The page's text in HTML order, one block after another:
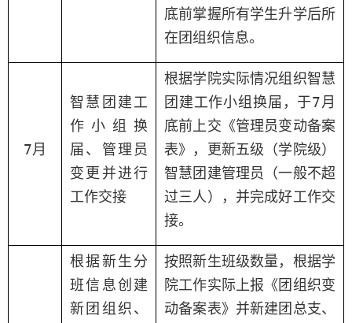
底前掌握所有学生升学后所
在团组织信息。
7月
智慧团建工
作小组 换
届 、 管理员
变更并进行
工作交接
根据学院实际情况组织智慧
团建工作小组换届， 于7月
底前 上交 《管理员变动备案
表》 ，更新五级 （学院级）
智慧团建管理员
（一般不超
过三人）， 并完成好工作交
接。
根据新生分
班信息创建
新 团 组织、
按照新生班级数量， 根据学
院工作实际上报《团组织变
动备案表》 并新建团总支、